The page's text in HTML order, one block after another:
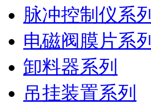
脉冲控制仪系列
电磁阀膜片系列
卸料器系列
吊挂装置系列